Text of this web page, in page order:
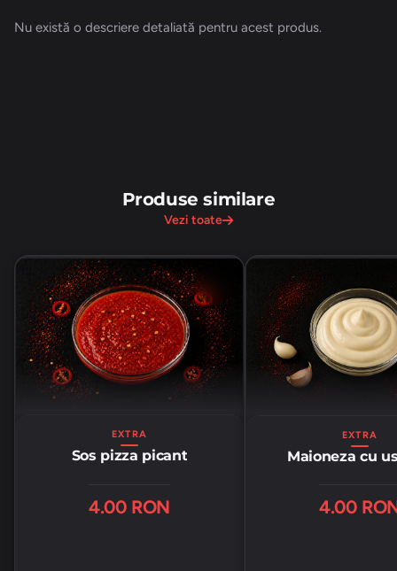
Nu există o descriere detaliată pentru acest produs.
Produse similare
Vezi toate
EXTRA
Sos pizza picant
4.00 RON
EXTRA
Maioneza cu
4.00